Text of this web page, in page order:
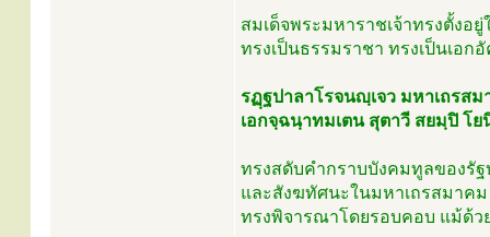
สมเด็จพระมหาราชเจ้าทรงตั้งอยู่
ทรงเป็นธรรมราชา ทรงเป็นเอ
รฏฺฐปาลาโรจนญฺเจว มหาเถรส
เอกจฺฉนฺาทมเตน สุตาวี สยมฺปิ โ
ทรงสดับคำกราบบังคมทูลของรัฐ
และสังฆทัศนะในมหาเถรสมาค
ทรงพิจารณาโดยรอบคอบ แม้ด้ว